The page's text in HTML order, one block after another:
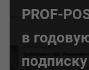
PROF-
в